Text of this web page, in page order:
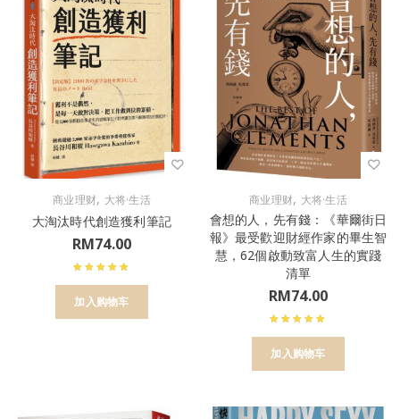
商业理财, 大将·生活
大淘汰時代創造獲利筆記
RM74.00
加入购物车
商业理财, 大将·生活
會想的人，先有錢：《華爾街日
報》最受歡迎財經作家的畢生智
慧，62個啟動致富人生的實踐
清單
RM74.00
加入购物车